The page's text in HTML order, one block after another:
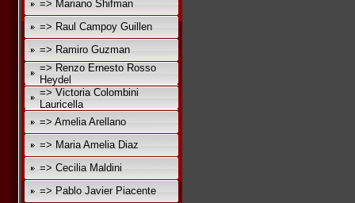
=> Mariano Shifman
=> Raul Campoy Guillen
=> Ramiro Guzman
=> Renzo Ernesto Rosso
Heydel
=> Victoria Colombini
Lauricella
=> Amelia Arellano
=> Maria Amelia Diaz
=> Cecilia Maldini
=> Pablo Javier Piacente